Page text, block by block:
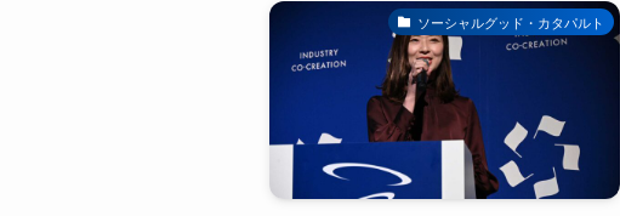
ソーシャルグッド・カタパルト